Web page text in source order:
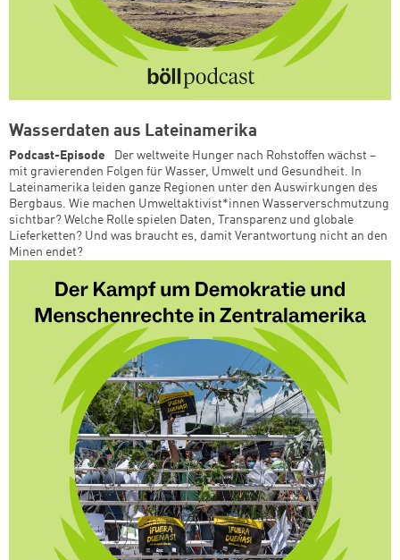
Wasserdaten aus Lateinamerika
Podcast-Episode
Der weltweite Hunger nach Rohstoffen wächst –
mit gravierenden Folgen für Wasser, Umwelt und Gesundheit. In
Lateinamerika leiden ganze Regionen unter den Auswirkungen des
Bergbaus. Wie machen Umweltaktivist*innen Wasserverschmutzung
sichtbar? Welche Rolle spielen Daten, Transparenz und globale
Lieferketten? Und was braucht es, damit Verantwortung nicht an den
Minen endet?